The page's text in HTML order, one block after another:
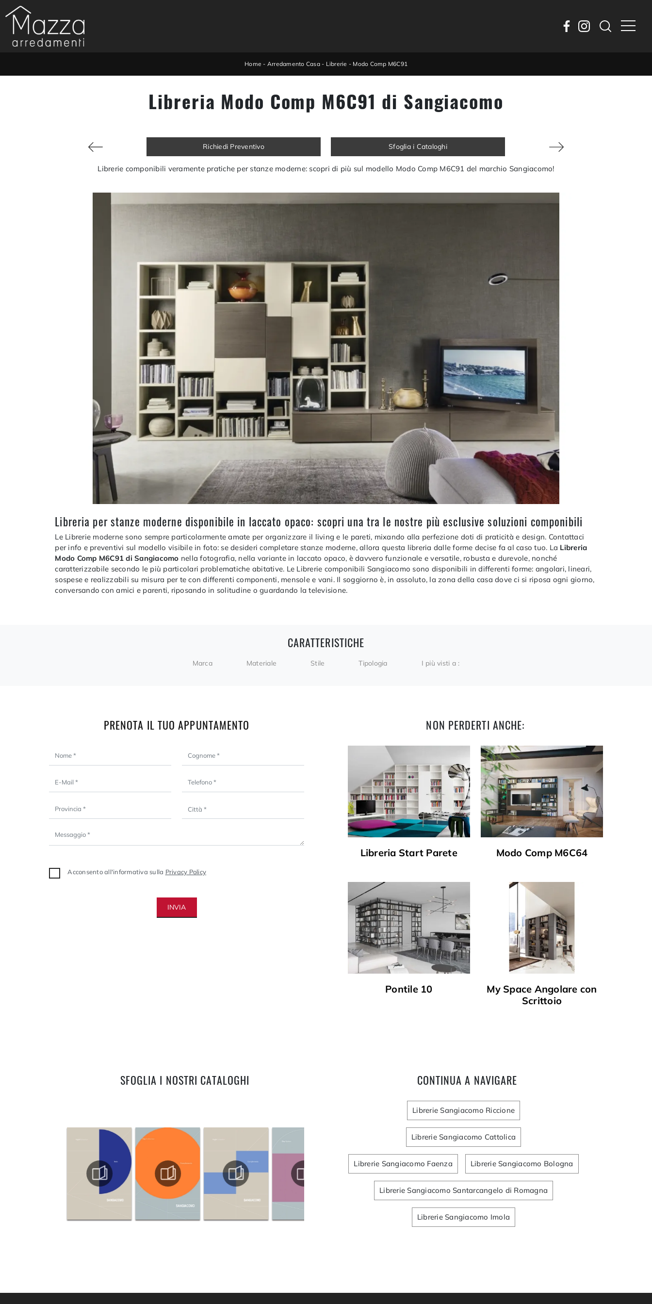
Home - Arredamento Casa- Librerie - Modo Comp M6C91
Libreria Modo Comp M6C91 di Sangiacomo
Richiedi Preventivo Sfoglia i Cataloghi
Librerie componibili veramente pratiche per stanze moderne: scopri di più sul modello Modo Comp M6C91 del marchio Sangiacomo!
Libreria per stanze moderne disponibile in laccato opaco: scopri una tra le nostre più esclusive soluzioni componibili
Le Librerie moderne sono sempre particolarmente amate per organizzare il living e le pareti, mixando alla perfezione doti di praticità e design. Contattaci
per info e preventivi sul modello visibile in foto: se desideri completare stanze moderne, allora questa libreria dalle forme decise fa al caso tuo. La Libreria
Modo Comp M6C91 di Sangiacomo nella fotografia, nella variante in laccato opaco, è davvero funzionale e versatile, robusta e durevole, nonché
caratterizzabile secondo le più particolari problematiche abitative. Le Librerie componibili Sangiacomo sono disponibili in differenti forme: angolari, lineari,
sospese e realizzabili su misura per te con differenti componenti, mensole e vani. Il soggiorno è, in assoluto, la zona della casa dove ci si riposa ogni giorno,
conversando con amici e parenti, riposando in solitudine o guardando la televisione.
CARATTERISTICHE
Marca Materiale Stile Tipologia I più visti a :
PRENOTA IL TUO APPUNTAMENTO
Acconsento all'informativa sulla Privacy Policy
INVIA
NON PERDERTI ANCHE:
Libreria Start Parete Modo Comp M6C64
Pontile 10
My Space Angolare con
Scrittoio
SFOGLIA I NOSTRI CATALOGHI CONTINUA A NAVIGARE
Librerie Sangiacomo Riccione
Librerie Sangiacomo Cattolica
Librerie Sangiacomo Faenza Librerie Sangiacomo Bologna
Librerie Sangiacomo Santarcangelo di Romagna
Librerie Sangiacomo Imola